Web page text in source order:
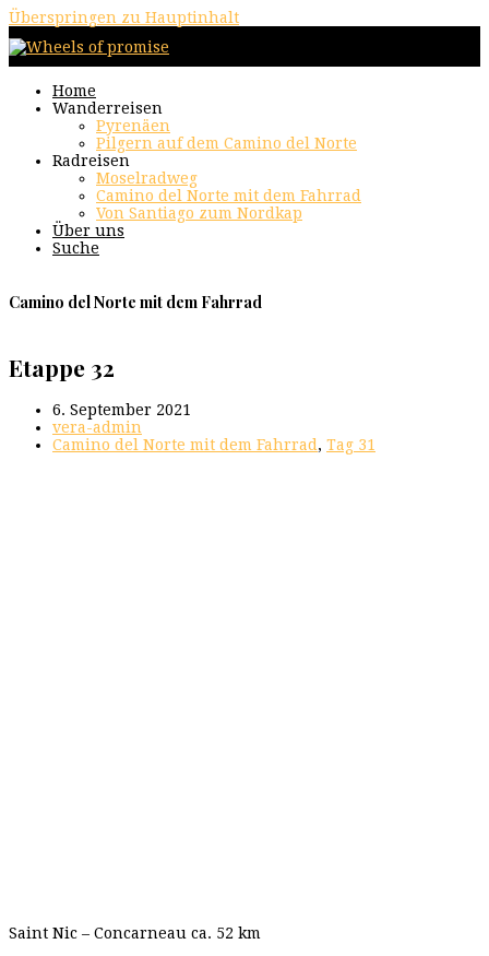
Überspringen zu Hauptinhalt
Home
Wanderreisen
Pyrenäen
Pilgern auf dem Camino del Norte
Radreisen
Moselradweg
Camino del Norte mit dem Fahrrad
Von Santiago zum Nordkap
Über uns
Suche
Camino del Norte mit dem Fahrrad
Etappe 32
6. September 2021
vera-admin
Camino del Norte mit dem Fahrrad , Tag 31
Saint Nic – Concarneau ca. 52 km